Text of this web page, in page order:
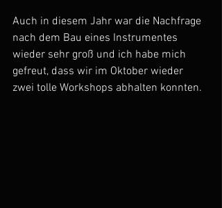
Auch in diesem Jahr war die Nachfrage
nach dem Bau eines Instrumentes
wieder sehr groß und ich habe mich
gefreut, dass wir im Oktober wieder
zwei tolle Workshops abhalten konnten.